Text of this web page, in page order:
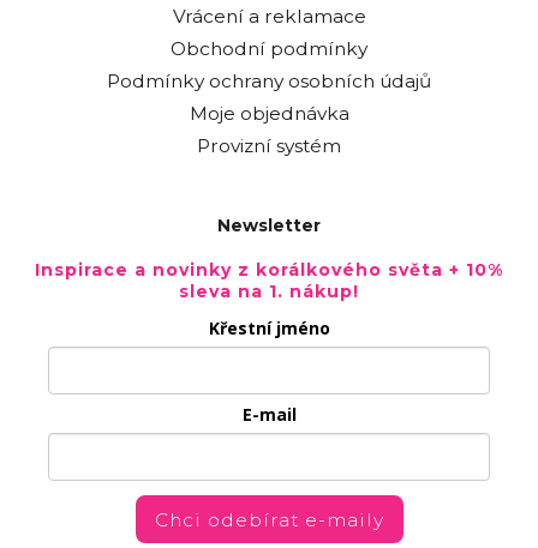
Vrácení a reklamace
Obchodní podmínky
Podmínky ochrany osobních údajů
Moje objednávka
Provizní systém
Newsletter
Inspirace a novinky z korálkového světa + 10%
sleva na 1. nákup!
Křestní jméno
E-mail
Chci odebírat e-maily